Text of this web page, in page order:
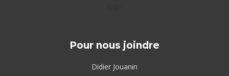
Pour nous joindre
Didier Jouanin